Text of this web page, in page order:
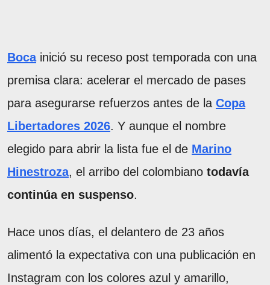
Bocainició su receso post temporada con una
premisa clara: acelerar el mercado de pases
para asegurarse refuerzos antes de la Copa
Libertadores 2026. Y aunque el nombre
elegido para abrir la lista fue el de Marino
Hinestroza, el arribo del colombiano todavía
continúa en suspenso.
Hace unos días, el delantero de 23 años
alimentó la expectativa con una publicación en
Instagram con los colores azul y amarillo,